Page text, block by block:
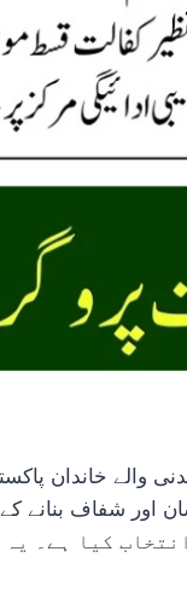
والے خاندان
کیا ہے۔